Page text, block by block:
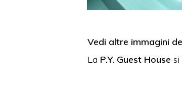
Vedi altre immagini
La P.Y. Guest House